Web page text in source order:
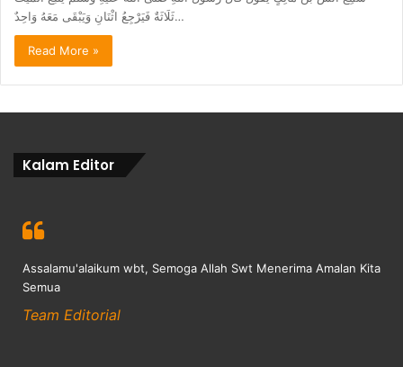
ثَلَاثَةٌ فَيَرْجِعُ اثْنَانِ وَيَبْقَى مَعَهُ وَاحِدٌ…
Read More »
Kalam Editor
Assalamu'alaikum wbt, Semoga Allah Swt Menerima Amalan Kita
Semua
Team Editorial